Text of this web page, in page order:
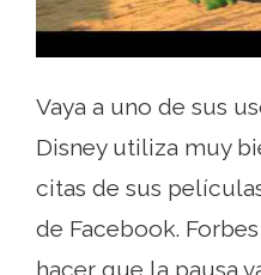
Vaya a uno de sus
Disney utiliza muy
citas de sus
de Facebook.
hacer que la pausa